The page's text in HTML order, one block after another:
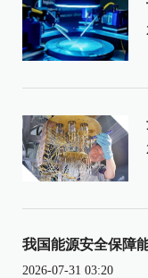
我国能源安全保障
2026-07-31 03:20